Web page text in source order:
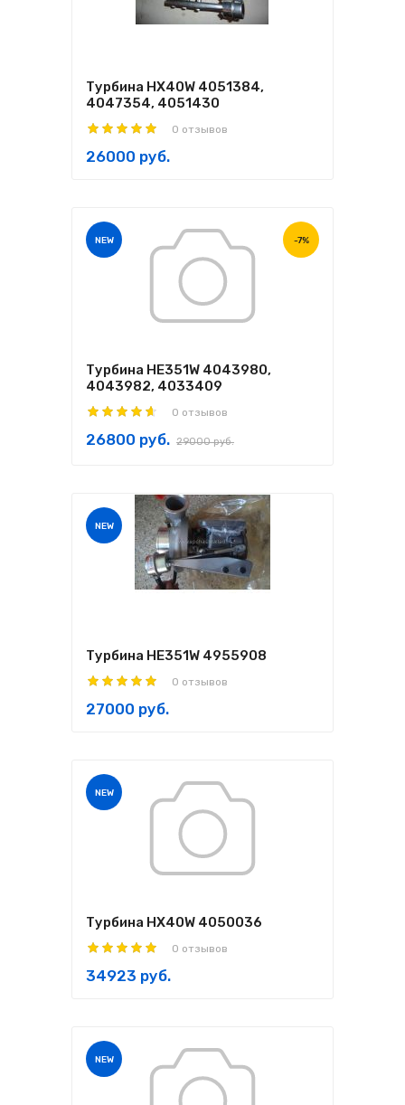
Турбина HX40W 4051384,
4047354, 4051430
0 отзывов
26000 руб.
NEW -7%
Турбина HE351W 4043980,
4043982, 4033409
0 отзывов
26800 руб. 29000 руб.
NEW
Турбина HE351W 4955908
0 отзывов
27000 руб.
NEW
Турбина HX40W 4050036
0 отзывов
34923 руб.
NEW